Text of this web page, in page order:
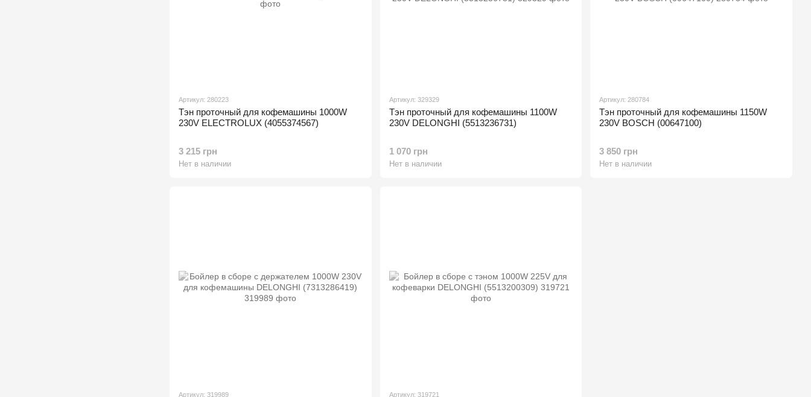
Артикул: 280223
Тэн проточный для кофемашины 1000W
230V ELECTROLUX (4055374567)
3 215 грн
Нет в наличии
Артикул: 329329
Тэн проточный для кофемашины 1100W
230V DELONGHI (5513236731)
1 070 грн
Нет в наличии
Артикул: 280784
Тэн проточный для кофемашины 1150W
230V BOSCH (00647100)
3 850 грн
Нет в наличии
Артикул: 319989 Артикул: 319721